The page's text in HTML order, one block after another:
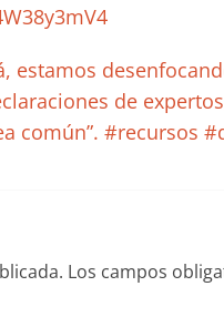
estamos
de
común”. #recursos
Los campos